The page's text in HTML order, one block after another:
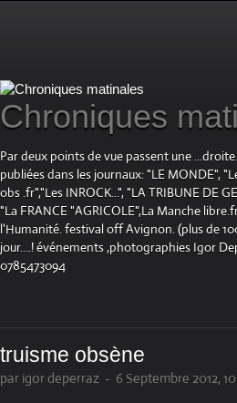
Chroniques
Par deux points de vue passent une
publiées dans les journaux: "LE MONDE",
obs .fr","Les INROCK...", "LA TRIBUNE DE
"La FRANCE "AGRICOLE",La Manche
l'Humanité. festival off Avignon. (plus de
jour....! événements ,photographies Igor
0785473094
truisme obsène
par igor deperraz - 6 Septembre 2012,